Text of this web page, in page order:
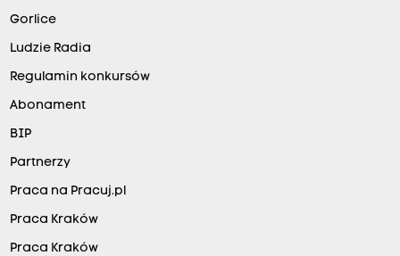
Gorlice
Ludzie Radia
Regulamin konkursów
Abonament
BIP
Partnerzy
Praca na Pracuj.pl
Praca Kraków
Praca Kraków